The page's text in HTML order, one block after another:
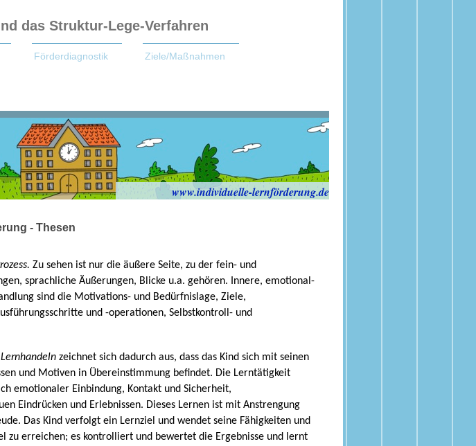
das Struktur-Lege-Verfahren
Förderdiagnostik Ziele/Maßnahmen
www.individuelle-lernförderung.de
- Thesen
Zu sehen ist nur die äußere Seite, zu der fein- und
sprachliche Äußerungen, Blicke u.a. gehören. Innere, emotional-
sind die Motivations- und Bedürfnislage, Ziele,
und -operationen, Selbstkontroll- und
zeichnet sich dadurch aus, dass das Kind sich mit seinen
und Motiven in Übereinstimmung befindet. Die Lerntätigkeit
emotionaler Einbindung, Kontakt und Sicherheit,
Eindrücken und Erlebnissen. Dieses Lernen ist mit Anstrengung
Das Kind verfolgt ein Lernziel und wendet seine Fähigkeiten und
zu erreichen; es kontrolliert und bewertet die Ergebnisse und lernt